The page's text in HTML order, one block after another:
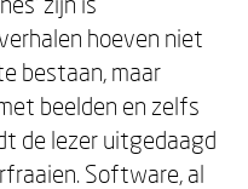
hoeven niet
bestaan, maar
beelden en zelfs
de lezer uitgedaagd
Software, al